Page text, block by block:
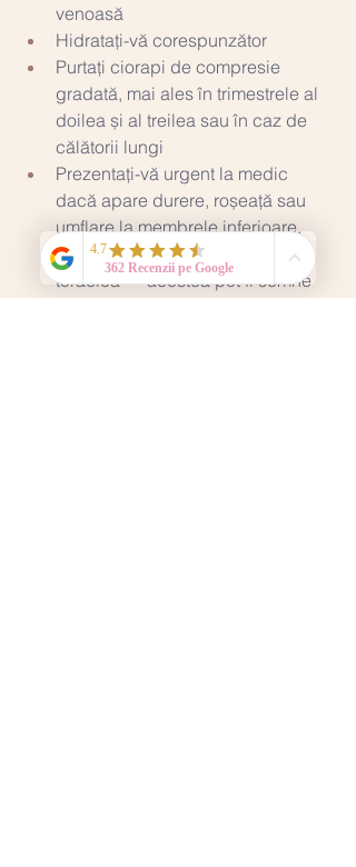
venoasă
Hidratați-vă corespunzător
Purtați ciorapi de compresie
gradată, mai ales în trimestrele al
doilea și al treilea sau în caz de
călătorii lungi
Prezentați-vă urgent la medic
dacă apare durere, roșeață sau
umflare la membrele inferioare,
dificultăți respiratorii sau durere
toracică — acestea pot fi semne